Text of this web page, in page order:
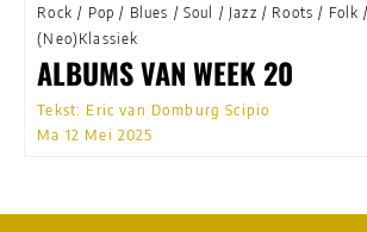
Rock / Pop / Blues / Soul / Jazz / Roots / Folk /
(Neo)Klassiek
ALBUMS VAN WEEK 20
Tekst: Eric van Domburg Scipio
Ma 12 Mei 2025